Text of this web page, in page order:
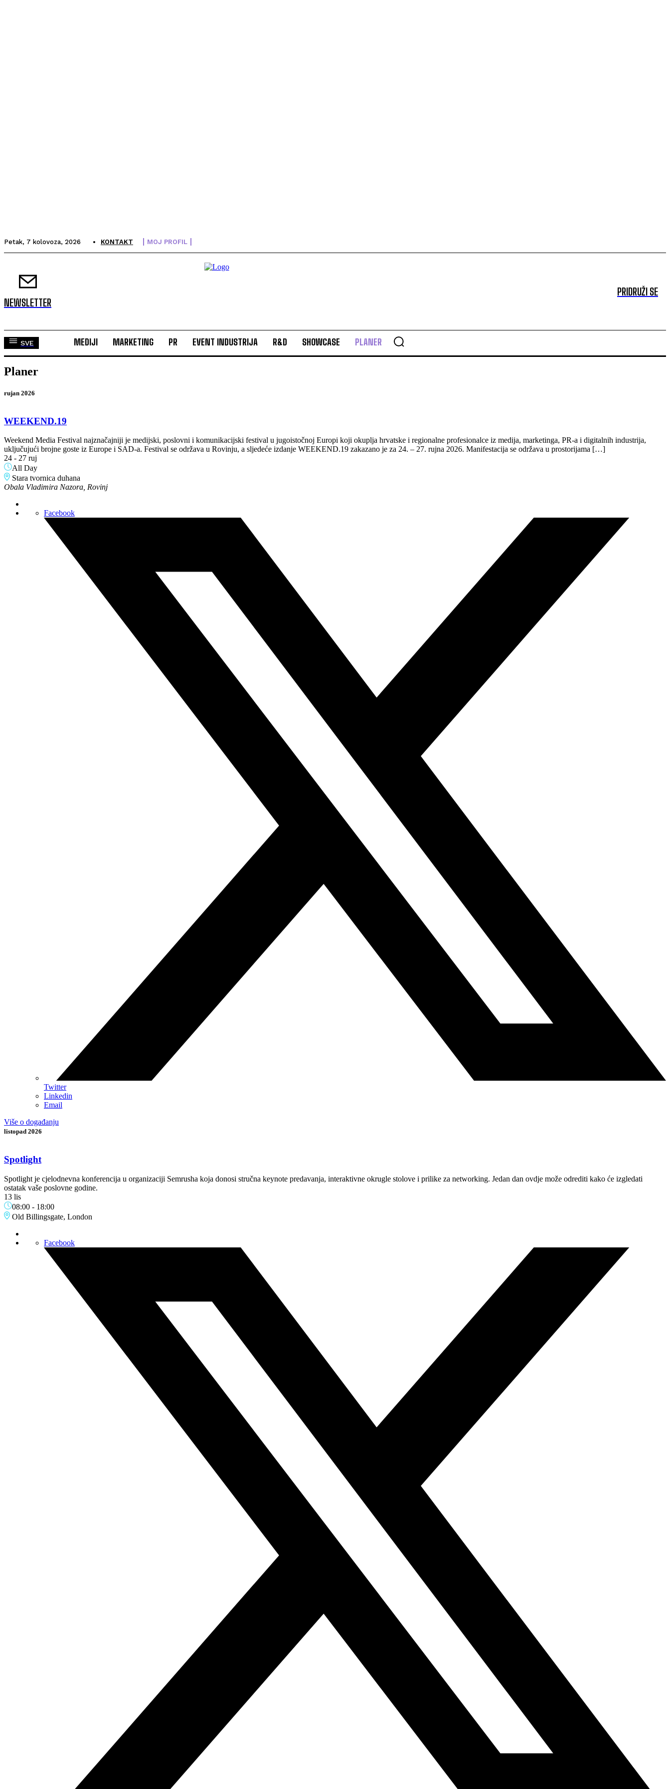
Petak, 7 kolovoza, 2026 KONTAKT MOJ PROFIL
NEWSLETTER
PRIDRUŽI SE
SVE MEDIJI MARKETING PR EVENT INDUSTRIJA R&D SHOWCASE PLANER
Planer
rujan 2026
WEEKEND.19
Weekend Media Festival najznačajniji je medijski, poslovni i komunikacijski festival u jugoistočnoj Europi koji okuplja hrvatske i regionalne profesionalce iz medija, marketinga, PR-a i digitalnih industrija,
uključujući brojne goste iz Europe i SAD-a. Festival se održava u Rovinju, a sljedeće izdanje WEEKEND.19 zakazano je za 24. – 27. rujna 2026. Manifestacija se održava u prostorijama […]
24 - 27 ruj
All Day
Stara tvornica duhana
Obala Vladimira Nazora, Rovinj
Facebook
Twitter
Linkedin
Email
Više o događanju
listopad 2026
Spotlight
Spotlight je cjelodnevna konferencija u organizaciji Semrusha koja donosi stručna keynote predavanja, interaktivne okrugle stolove i prilike za networking. Jedan dan ovdje može odrediti kako će izgledati
ostatak vaše poslovne godine.
13 lis
08:00 - 18:00
Old Billingsgate, London
Facebook